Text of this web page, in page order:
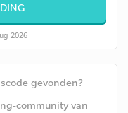
2026
gevonden?
community van